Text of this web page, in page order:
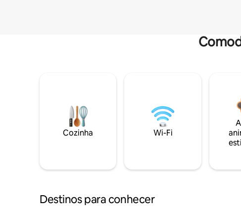
Cozinha Wi-Fi
Destinos para conhecer